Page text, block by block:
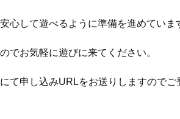
心して遊べるように準備を進めていま
でお気軽に遊びに来てください。
て申し込みURLをお送りしますのでご